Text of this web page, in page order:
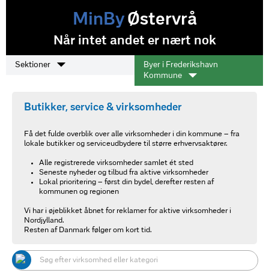
MinByØstervrå
Når intet andet er nært nok
Sektioner
Byer i Frederikshavn
Kommune
Butikker, service & virksomheder
Få det fulde overblik over alle virksomheder i din kommune – fra
lokale butikker og serviceudbydere til større erhvervsaktører.
Alle registrerede virksomheder samlet ét sted
Seneste nyheder og tilbud fra aktive virksomheder
Lokal prioritering – først din bydel, derefter resten af
kommunen og regionen
Vi har i øjeblikket åbnet for reklamer for aktive virksomheder i
Nordjylland.
Resten af Danmark følger om kort tid.